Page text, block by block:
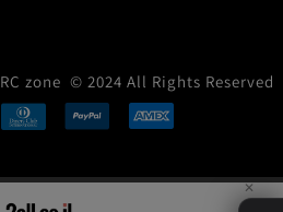
RC zone © 2024 All Rights Reserved
✕